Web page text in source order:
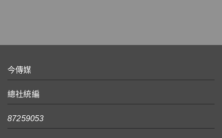
今傳媒
總社統編
87259053